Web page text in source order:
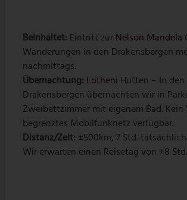
Beinhaltet: Eintritt zurNelson Mandela
Wanderungen in den Drakensbergen
nachmittags.
Übernachtung: Lotheni Hütten – In den
Drakensbergen übernachten wir in
Zweibettzimmer mit eigenem Bad. Kein
begrenztes Mobilfunknetz verfügbar.
Distanz/Zeit: ±500km, 7 Std.
Wir erwarten einen Reisetag von ±8 Std.